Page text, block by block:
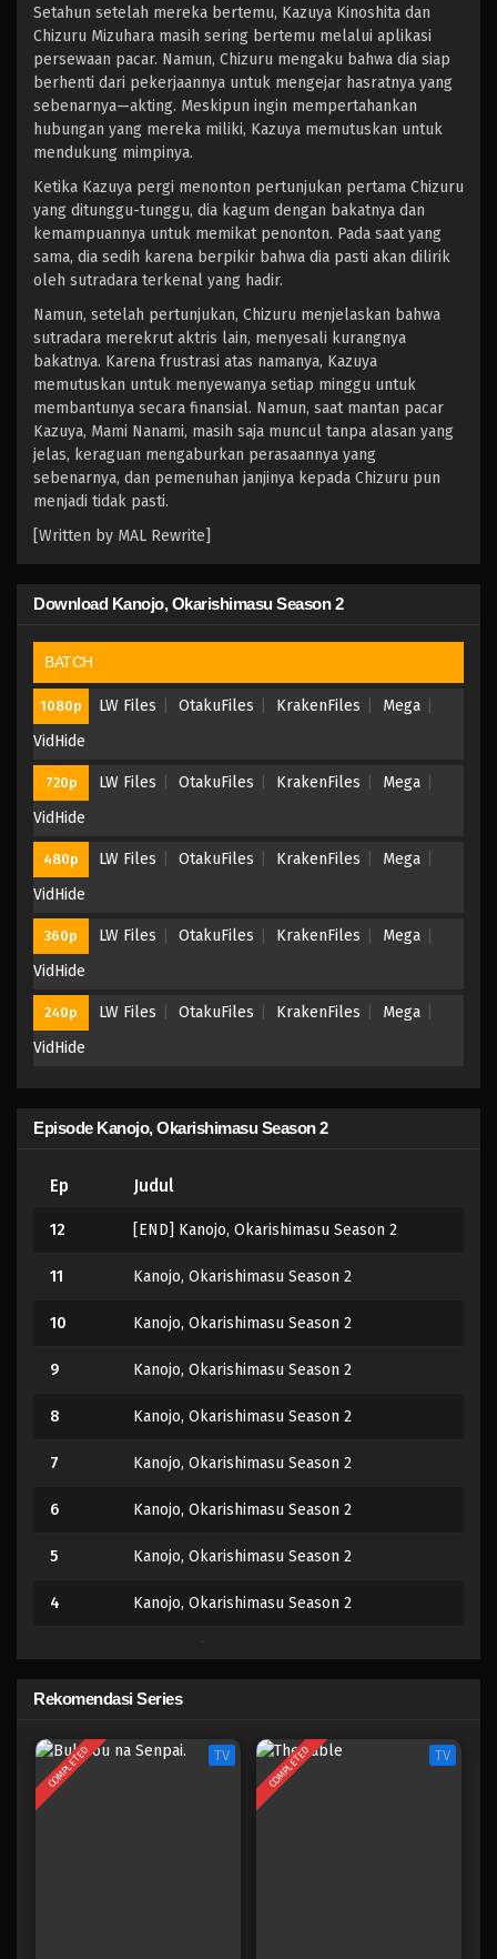
Setahun setelah mereka bertemu, Kazuya Kinoshita dan
Chizuru Mizuhara masih sering bertemu melalui aplikasi
persewaan pacar. Namun, Chizuru mengaku bahwa dia siap
berhenti dari pekerjaannya untuk mengejar hasratnya yang
sebenarnya—akting. Meskipun ingin mempertahankan
hubungan yang mereka miliki, Kazuya memutuskan untuk
mendukung mimpinya.
Ketika Kazuya pergi menonton pertunjukan pertama Chizuru
yang ditunggu-tunggu, dia kagum dengan bakatnya dan
kemampuannya untuk memikat penonton. Pada saat yang
sama, dia sedih karena berpikir bahwa dia pasti akan dilirik
oleh sutradara terkenal yang hadir.
Namun, setelah pertunjukan, Chizuru menjelaskan bahwa
sutradara merekrut aktris lain, menyesali kurangnya
bakatnya. Karena frustrasi atas namanya, Kazuya
memutuskan untuk menyewanya setiap minggu untuk
membantunya secara finansial. Namun, saat mantan pacar
Kazuya, Mami Nanami, masih saja muncul tanpa alasan yang
jelas, keraguan mengaburkan perasaannya yang
sebenarnya, dan pemenuhan janjinya kepada Chizuru pun
menjadi tidak pasti.
[Written by MAL Rewrite]
Download Kanojo, Okarishimasu Season 2
BATCH
1080p LW Files OtakuFiles KrakenFiles
Mega
VidHide
720p LW Files OtakuFiles KrakenFiles
Mega
VidHide
480p LW Files OtakuFiles KrakenFiles
Mega
VidHide
360p LW Files OtakuFiles KrakenFiles
Mega
VidHide
240p LW Files OtakuFiles KrakenFiles
Mega
VidHide
Episode Kanojo, Okarishimasu Season 2
Ep Judul
12 [END] Kanojo, Okarishimasu Season 2
11 Kanojo, Okarishimasu Season 2
10 Kanojo, Okarishimasu Season 2
9 Kanojo, Okarishimasu Season 2
8 Kanojo, Okarishimasu Season 2
7 Kanojo, Okarishimasu Season 2
6 Kanojo, Okarishimasu Season 2
5 Kanojo, Okarishimasu Season 2
4 Kanojo, Okarishimasu Season 2
2 Kanojo, Okarishimasu Season 2
1 Kanojo, Okarishimasu Season 2
Rekomendasi Series
COMPLETED TV COMPLETED TV